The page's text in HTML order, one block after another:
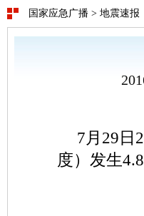
国家应急广播 > 地震速报
7月29日
度）发生